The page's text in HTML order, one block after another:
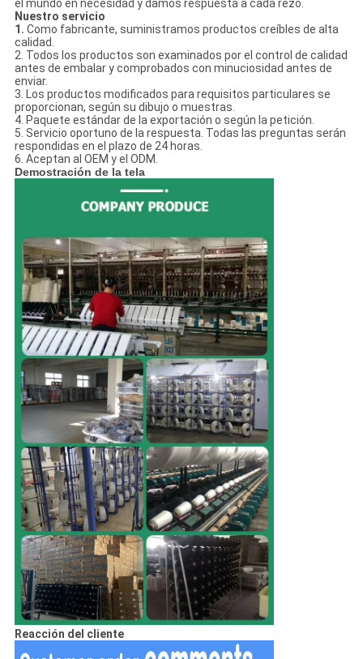
el mundo en necesidad y damos respuesta a cada rezo.
Nuestro servicio
1. Como fabricante, suministramos productos creíbles de alta
calidad.
2. Todos los productos son examinados por el control de calidad
antes de embalar y comprobados con minuciosidad antes de
enviar.
3. Los productos modificados para requisitos particulares se
proporcionan, según su dibujo o muestras.
4. Paquete estándar de la exportación o según la petición.
5. Servicio oportuno de la respuesta. Todas las preguntas serán
respondidas en el plazo de 24 horas.
6. Aceptan al OEM y el ODM.
Demostración de la tela
Reacción del cliente